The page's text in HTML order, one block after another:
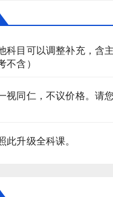
科目可以调整补充，含
不含）
视同仁，不议价格。请
升级全科课。